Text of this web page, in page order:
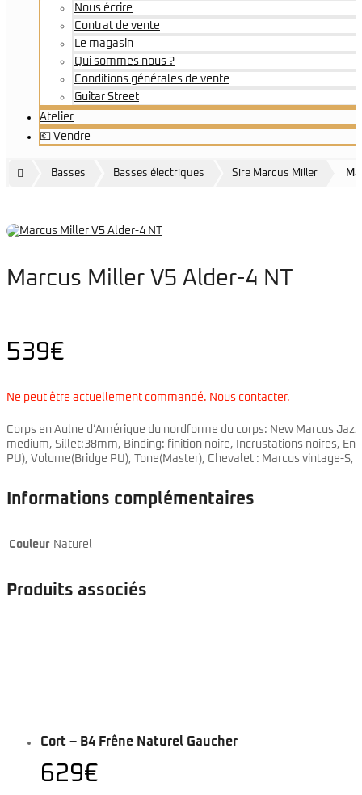
Nous écrire
Contrat de vente
Le magasin
Qui sommes nous ?
Conditions générales de vente
Guitar Street
Atelier
💶 Vendre
Basses Basses électriques Sire Marcus Miller
Marcus Miller V5 Alder-4 NT
539€
Ne peut être actuellement commandé. Nous contacter.
Corps en Aulne d’Amérique du nordforme du corps: New Marcus
medium, Sillet:38mm, Binding: finition noire, Incrustations noires,
PU), Volume(Bridge PU), Tone(Master), Chevalet : Marcus vintage-
Informations complémentaires
Couleur Naturel
Produits associés
Cort – B4 Frêne Naturel Gaucher
629€